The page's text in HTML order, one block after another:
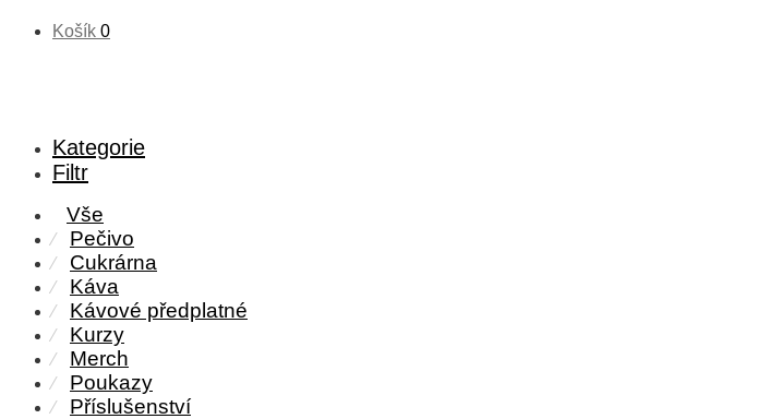
Košík 0
Kategorie
Filtr
Vše
⁄ Pečivo
⁄ Cukrárna
⁄ Káva
⁄ Kávové předplatné
⁄ Kurzy
⁄ Merch
⁄ Poukazy
⁄ Příslušenství